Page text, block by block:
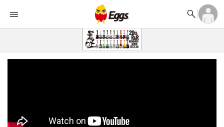


ランキング 
記事 

ログイン
アカウント登録